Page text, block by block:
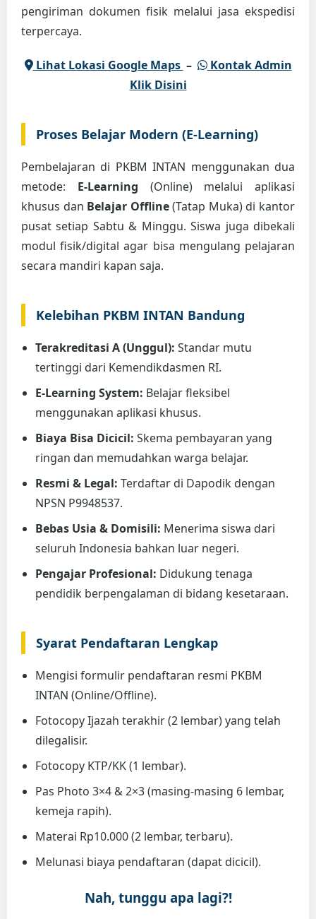
pengiriman dokumen fisik melalui jasa ekspedisi
terpercaya.
Lihat Lokasi Google Maps –
Kontak Admin
Klik Disini
Proses Belajar Modern (E-Learning)
Pembelajaran di PKBM INTAN menggunakan dua
metode: E-Learning (Online) melalui aplikasi
khusus dan Belajar Offline(Tatap Muka) di kantor
pusat setiap Sabtu & Minggu. Siswa juga dibekali
modul fisik/digital agar bisa mengulang pelajaran
secara mandiri kapan saja.
Kelebihan PKBM INTAN Bandung
Terakreditasi A (Unggul): Standar mutu
tertinggi dari Kemendikdasmen RI.
E-Learning System: Belajar fleksibel
menggunakan aplikasi khusus.
Biaya Bisa Dicicil: Skema pembayaran yang
ringan dan memudahkan warga belajar.
Resmi & Legal: Terdaftar di Dapodik dengan
NPSN P9948537.
Bebas Usia & Domisili: Menerima siswa dari
seluruh Indonesia bahkan luar negeri.
Pengajar Profesional: Didukung tenaga
pendidik berpengalaman di bidang kesetaraan.
Syarat Pendaftaran Lengkap
Mengisi formulir pendaftaran resmi PKBM
INTAN (Online/Offline).
Fotocopy Ijazah terakhir (2 lembar) yang telah
dilegalisir.
Fotocopy KTP/KK (1 lembar).
Pas Photo 3×4 & 2×3 (masing-masing 6 lembar,
kemeja rapih).
Materai Rp10.000 (2 lembar, terbaru).
Melunasi biaya pendaftaran (dapat dicicil).
Nah, tunggu apa lagi?!